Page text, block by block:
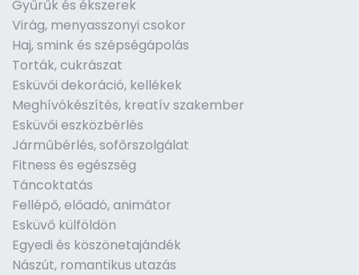
Gyűrűk és ékszerek
Virág, menyasszonyi csokor
Haj, smink és szépségápolás
Torták, cukrászat
Esküvői dekoráció, kellékek
Meghívókészítés, kreatív szakember
Esküvői eszközbérlés
Járműbérlés, sofőrszolgálat
Fitness és egészség
Táncoktatás
Fellépő, előadó, animátor
Esküvő külföldön
Egyedi és köszönetajándék
Nászút, romantikus utazás